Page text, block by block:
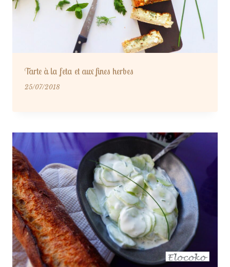
Tarte à la feta et aux fines herbes
25/07/2018